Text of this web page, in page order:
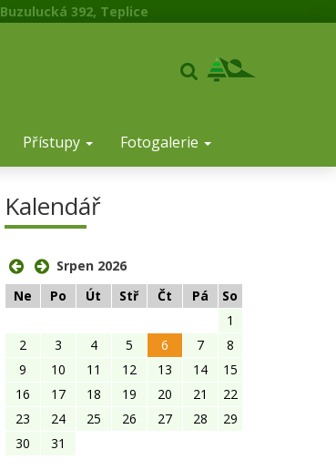
Buzulucká 392, Teplice
Přístupy Fotogalerie
Kalendář
Srpen 2026
Ne
Po Út Stř Čt Pá
So
1
2
3 4 5 6 7
8
9
10 11 12 13 14
15
16
17 18 19 20 21
22
23
24 25 26 27 28
29
30
31